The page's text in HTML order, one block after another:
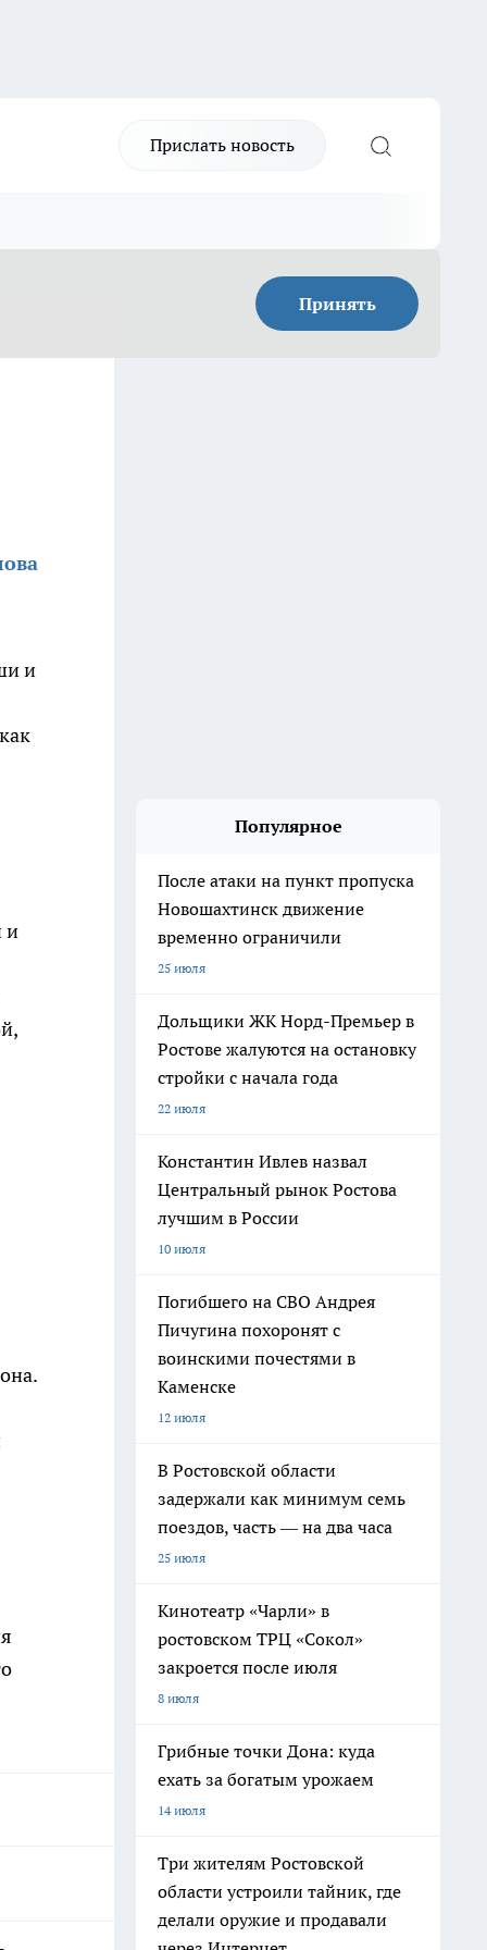
Прислать новость
Принять
и
и
Популярное
После атаки на пункт пропуска
Новошахтинск движение
временно ограничили
25 июля
Дольщики ЖК Норд-Премьер в
Ростове жалуются на остановку
стройки с начала года
22 июля
Константин Ивлев назвал
Центральный рынок Ростова
лучшим в России
10 июля
Погибшего на СВО Андрея
Пичугина похоронят с
воинскими почестями в
Каменске
12 июля
В Ростовской области
задержали как минимум семь
поездов, часть — на два часа
25 июля
Кинотеатр «Чарли» в
ростовском ТРЦ «Сокол»
закроется после июля
8 июля
Грибные точки Дона: куда
ехать за богатым урожаем
14 июля
Три жителям Ростовской
области устроили тайник, где
делали оружие и продавали